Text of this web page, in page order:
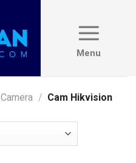
Camera / Cam Hikvision